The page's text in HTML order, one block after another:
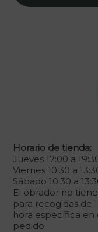
Horario de tienda:
Jueves 17:00 a
Viernes 10:30 a
Sábado 10:30 a
El obrador no
para recogidas de
hora específica
pedido.